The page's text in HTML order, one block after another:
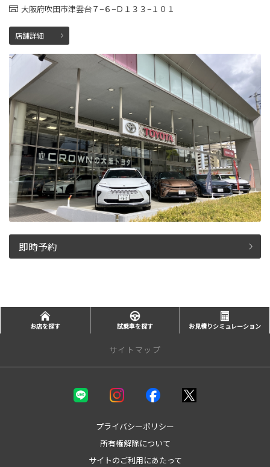
大阪府吹田市津雲台７−６−Ｄ１３３−１０１
店舗詳細
即時予約
お店を探す 試乗車を探す お見積りシミュレーション
サイトマップ
プライバシーポリシー
所有権解除について
サイトのご利用にあたって